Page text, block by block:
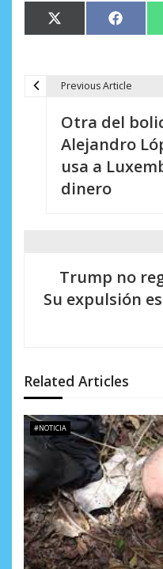
Compartir
en
X
(Twitter) en
d
e
e
n
t
r
a
Previous Article
Otra del
Alejandro
usa a
dinero
Trump no
Su expulsión
Related Articles
#NOTICIA